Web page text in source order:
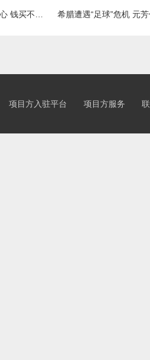
希腊遭遇“足球”危机 元
项目方入驻平台 项目方服务